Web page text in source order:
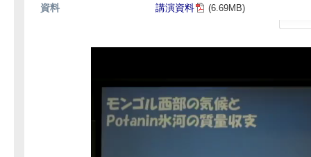
資料
講演資料 (6.69MB)